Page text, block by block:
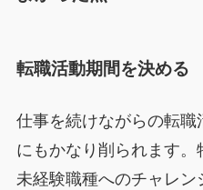
転職活動期間を決める
仕事を続けながらの転
にもかなり削られます
未経験職種へのチャレ